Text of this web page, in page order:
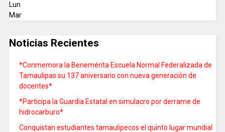
Lun
Mar
Noticias Recientes
*Conmemora la Benemérita Escuela Normal Federalizada de
Tamaulipas su 137 aniversario con nueva generación de
docentes*
*Participa la Guardia Estatal en simulacro por derrame de
hidrocarburo*
Conquistan estudiantes tamaulipecos el quinto lugar mundial